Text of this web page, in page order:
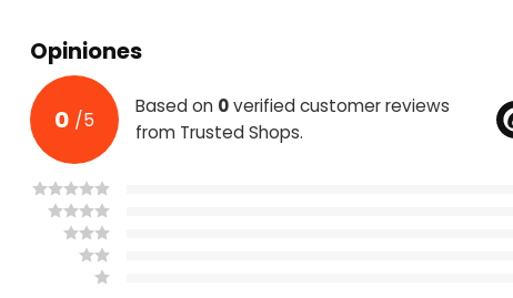
Ancho interior
Diffuser Blanco ópalo
Montura
Garantía
Opiniones
0 /5
Based on 0verified customer reviews
from Trusted Shops.